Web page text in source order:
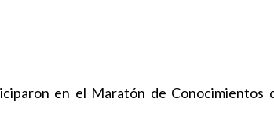
en el Maratón de Conocimientos